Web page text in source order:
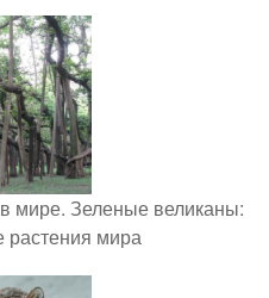
мире. Зеленые великаны:
мира